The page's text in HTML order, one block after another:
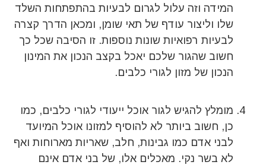
המידה וזה עלול לגרום לבעיות בהתפתחות השלד
שלו וליצור עודף של תאי שומן, ומכאן הדרך קצרה
לבעיות רפואיות שונות נוספות. זו הסיבה שכל כך
חשוב שהגור שלכם יאכל בקצב הנכון את המינון
הנכון של מזון לגורי כלבים.
מומלץ להגיש לגור אוכל ייעודי לגורי כלבים, כמו
כן, חשוב ביותר לא להוסיף למזונו אוכל המיועד
לבני אדם כמו גבינות, חלב, שאריות מארוחות ואף
לא בשר נקי. מאכלים אלו, של בני אדם אינם